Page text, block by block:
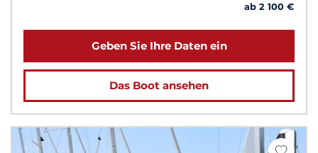
ab 2 100 €
Geben Sie Ihre Daten ein
Das Boot ansehen